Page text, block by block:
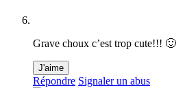
Grave choux c’est trop cute!!! 🙂
J'aime
Répondre Signaler un abus